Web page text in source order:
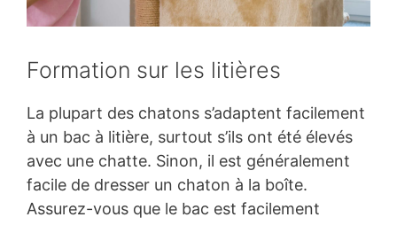
Formation sur les litières
La plupart des chatons s’adaptent facilement
à un bac à litière, surtout s’ils ont été élevés
avec une chatte. Sinon, il est généralement
facile de dresser un chaton à la boîte.
Assurez-vous que le bac est facilement